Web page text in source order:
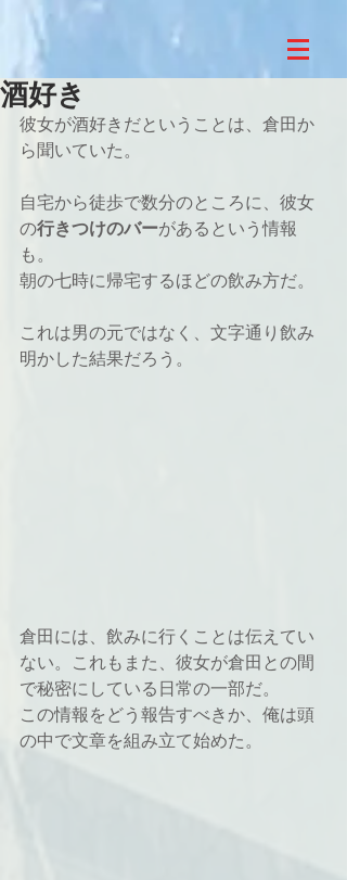
酒好き
彼女が酒好きだということは、倉田か
ら聞いていた。
自宅から徒歩で数分のところに、彼女
の行きつけのバーがあるという情報
も。
朝の七時に帰宅するほどの飲み方だ。
これは男の元ではなく、文字通り飲み
明かした結果だろう。
倉田には、飲みに行くことは伝えてい
ない。これもまた、彼女が倉田との間
で秘密にしている日常の一部だ。
この情報をどう報告すべきか、俺は頭
の中で文章を組み立て始めた。